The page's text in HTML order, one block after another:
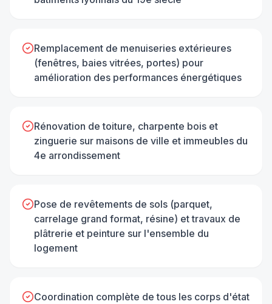
Remplacement de menuiseries extérieures
(fenêtres, baies vitrées, portes) pour
amélioration des performances énergétiques
Rénovation de toiture, charpente bois et
zinguerie sur maisons de ville et immeubles du
4e arrondissement
Pose de revêtements de sols (parquet,
carrelage grand format, résine) et travaux de
plâtrerie et peinture sur l'ensemble du
logement
Coordination complète de tous les corps d'état